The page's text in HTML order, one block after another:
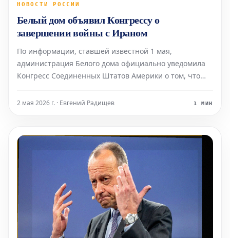
НОВОСТИ РОССИИ
Белый дом объявил Конгрессу о
завершении войны с Ираном
По информации, ставшей известной 1 мая,
администрация Белого дома официально уведомила
Конгресс Соединенных Штатов Америки о том, что
Трамп направил соответствующее послание спикеру
2 мая 2026 г. · Евгений Радищев 1 МИН